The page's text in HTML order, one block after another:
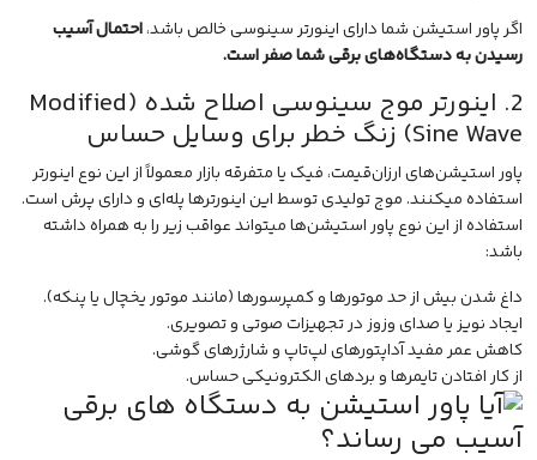
اگر پاور استیشن شما دارای اینورتر سینوسی خالص باشد،احتمال آسیب
رسیدن به دستگاه‌های برقی شما صفر است.
2. اینورتر موج سینوسی اصلاح شده (Modified
Sine Wave) زنگ خطر برای وسایل حساس
پاور استیشن‌های ارزان‌قیمت، فیک یا متفرقه بازار معمولاً از این نوع اینورتر
استفاده میکنند. موج تولیدی توسط این اینورترها پله‌ای و دارای پرش است.
استفاده از این نوع پاور استیشن‌ها میتواند عواقب زیر را به همراه داشته
باشد:
داغ شدن بیش از حد موتورها و کمپرسورها (مانند موتور یخچال یا پنکه).
ایجاد نویز یا صدای وزوز در تجهیزات صوتی و تصویری.
کاهش عمر مفید آداپتورهای لپ‌تاپ و شارژرهای گوشی.
از کار افتادن تایمرها و بردهای الکترونیکی حساس.